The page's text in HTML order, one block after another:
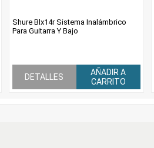
Shure Blx14r Sistema Inalámbrico
Para Guitarra Y Bajo
DETALLES
AÑADIR A
CARRITO